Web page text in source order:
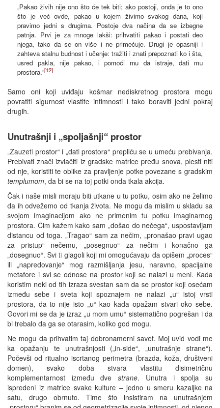
„Pakao živih nije ono što će tek biti; ako postoji, onda je to ono
što je već ovde, pakao u kojem živimo svakog dana, koji
pravimo jedni s drugima. Postoje dva načina da se izbegne
patnja. Prvi je za mnoge lakši: prihvatiti pakao i postati deo
njega, tako da se on više i ne primećuje. Drugi je opasniji i
zahteva stalnu budnost i učenje: tražiti i znati prepoznati ko i šta,
usred pakla, nije pakao, i pomoći mu da istraje, dati mu
prostora.“[12]
Samo oni koji uviđaju košmar nediskretnog prostora mogu
povratiti sigurnost vlastite intimnosti i tako boraviti jedni pokraj
drugih.
Unutrašnji i „spoljašnji“ prostor
„Zauzeti prostor“ i „dati prostora“ prepliću se u umeću prebivanja.
Prebivati znači izvlačiti iz gradske matrice pređu snova, plesti niti
od nje, koristiti te oblike za pravljenje potke povezane s gradskim
templumom, da bi se na toj potki onda tkala akcija.
Čak i naše misli moraju biti utkane u tu potku, osim ako ne želimo
da ih odvežemo od tkanja života. Ne mogu da mislim u skladu sa
svojom imaginacijom ako ne primenim tu potku imaginarnog
prostora. Čim kažem kako sam „došao do nečega“, uspostavljam
distancu od toga. „Tragao“ sam za nečim, „pronašao pravi ugao
za pristup“ nečemu, „posegnuo“ za nečim i konačno ga
„dosegnuo“. Svi ti glagoli koji mi omogućavaju da opišem „proces“
ili „napredovanje“ mog razmišljanja jesu, naravno, spacijalne
metafore i svi se odnose na prostor koji se nalazi u meni. Kada
koristim neki od tih izraza svestan sam da se prostor koji osećam
između sebe i sveta koji spoznajem ne nalazi „u“ istoj vrsti
prostora, da to nije isto „u“ kao kada opažam stvari oko sebe.
Govori mi se da je izraz „u mom umu“ sistematično pogrešan i da
bi trebalo da ga se otarasim, koliko god mogu.
Ne mogu da prihvatim taj dobronamerni savet. Moj uvid vodi me
ka opažanju te unutrašnjosti („in-side“, „unutrašnje strane“).
Počevši od ritualno iscrtanog perimetra (brazda, koža, društveni
domen), svako doba stvara vlastitu disimetričnu
komplementarnost između dvestrane. Unutra i spolja su
ispredeni iz matrice svake kulture – jedno u smeru kazaljke na
satu, drugo obrnuto. Time što insistiram na unutrašnjem